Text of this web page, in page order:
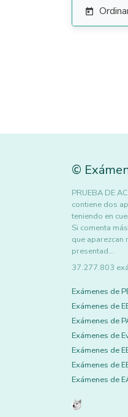

©
PRUEBA DE
contiene dos
teniendo en
Si comenta
que aparezcan
presentad…
37.277.803
Exámenes de
Exámenes de
Exámenes de
Exámenes de
Exámenes de
Exámenes de
Exámenes de